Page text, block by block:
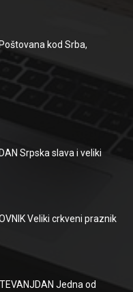
kod Srba,
Srpska slava i veliki
Veliki crkveni praznik
Jedna od